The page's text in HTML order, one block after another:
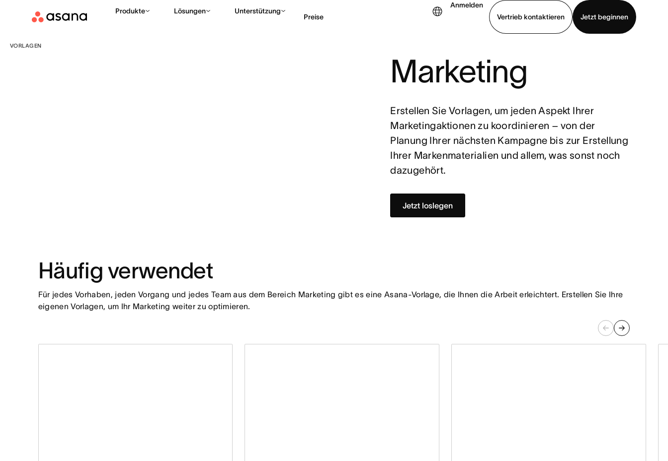
Produkte Lösungen Unterstützung
Preise
Anmelden
Vertrieb kontaktieren
Jetzt beginnen
VORLAGEN
Marketing
Erstellen Sie Vorlagen, um jeden Aspekt Ihrer
Marketingaktionen zu koordinieren – von der
Planung Ihrer nächsten Kampagne bis zur Erstellung
Ihrer Markenmaterialien und allem, was sonst noch
dazugehört.
Jetzt loslegen
Häufig verwendet
Für jedes Vorhaben, jeden Vorgang und jedes Team aus dem Bereich Marketing gibt es eine Asana-Vorlage, die Ihnen die Arbeit erleichtert. Erstellen Sie Ihre
eigenen Vorlagen, um Ihr Marketing weiter zu optimieren.